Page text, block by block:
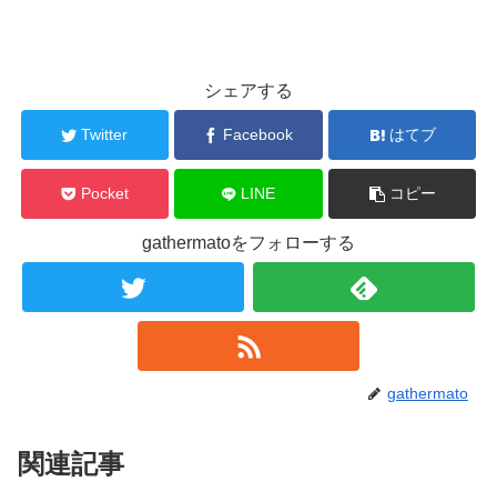
シェアする
Twitter Facebook はてブ
Pocket LINE コピー
gathermatoをフォローする
gathermato
関連記事